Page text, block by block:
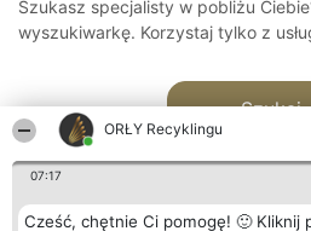
ORŁY Recyklingu
07:17
Cześć, chętnie Ci pomogę! 🙂 Kliknij
Szukasz specjalisty w pobliżu
wyszukiwarkę. Korzystaj tylko z
Szukaj